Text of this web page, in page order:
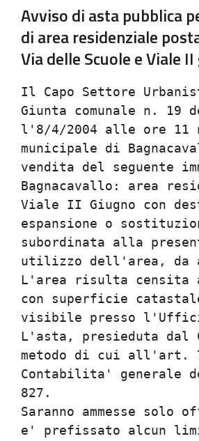
Avviso di asta pubblica
di area residenziale
Via delle Scuole e Viale
Il Capo Settore
Giunta comunale
l'8/4/2004 alle
municipale di
vendita del
Bagnacavallo:
Viale II Giugno
espansione o
subordinata alla
utilizzo dell'area,
L'area risulta
con superficie
visibile
L'asta,
metodo di cui
Contabilita'
Saranno ammesse
e' prefissato